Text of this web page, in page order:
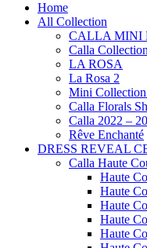
Home
All Collection
CALLA MINI
Calla
LA ROSA
La Rosa 2
Mini Collection
Calla Florals
Calla 2022 –
Rêve Enchanté
DRESS REVEAL
Calla Haute
Haute
Haute
Haute
Haute
Haute